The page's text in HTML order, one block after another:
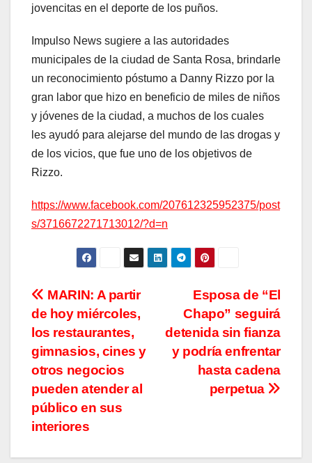
jovencitas en el deporte de los puños.
Impulso News sugiere a las autoridades
municipales de la ciudad de Santa Rosa, brindarle
un reconocimiento póstumo a Danny Rizzo por la
gran labor que hizo en beneficio de miles de niños
y jóvenes de la ciudad, a muchos de los cuales
les ayudó para alejarse del mundo de las drogas y
de los vicios, que fue uno de los objetivos de
Rizzo.
https://www.facebook.com/207612325952375/post
s/3716672271713012/?d=n
Navegación
de
entradas
Esposa de “El
Chapo” seguirá
detenida sin fianza
y podría enfrentar
hasta cadena
perpetua
MARIN: A partir
de hoy miércoles,
los restaurantes,
gimnasios, cines y
otros negocios
pueden atender al
público en sus
interiores